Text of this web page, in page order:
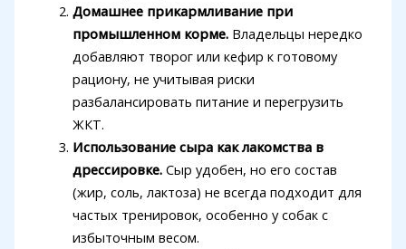
Домашнее прикармливание при
промышленном корме.Владельцы нередко
добавляют творог или кефир к готовому
рациону, не учитывая риски
разбалансировать питание и перегрузить
ЖКТ.
Использование сыра как лакомства в
дрессировке.Сыр удобен, но его состав
(жир, соль, лактоза) не всегда подходит для
частых тренировок, особенно у собак с
избыточным весом.